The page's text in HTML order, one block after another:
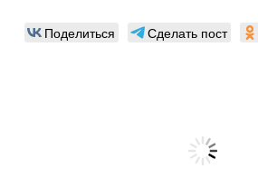
Поделиться Сделать пост